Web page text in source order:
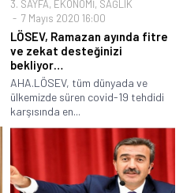
3. SAYFA, EKONOMİ, SAĞLIK
7 Mayıs 2020 16:00
LÖSEV, Ramazan ayında fitre
ve zekat desteğinizi
bekliyor…
AHA.LÖSEV, tüm dünyada ve
ülkemizde süren covid-19 tehdidi
karşısında en...